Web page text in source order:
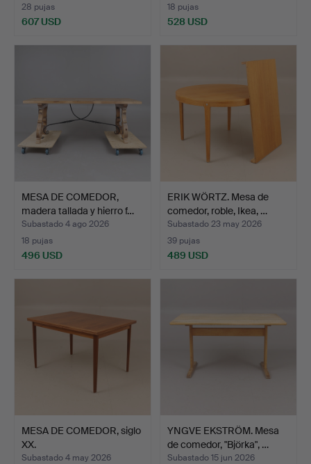
28 pujas
607 USD
18 pujas
528 USD
MESA DE COMEDOR,
madera tallada y hierro f…
Subastado 4 ago 2026
18 pujas
496 USD
ERIK WÖRTZ. Mesa de
comedor, roble, Ikea, …
Subastado 23 may 2026
39 pujas
489 USD
MESA DE COMEDOR, siglo
XX.
Subastado 4 may 2026
YNGVE EKSTRÖM. Mesa
de comedor, "Björka", …
Subastado 15 jun 2026